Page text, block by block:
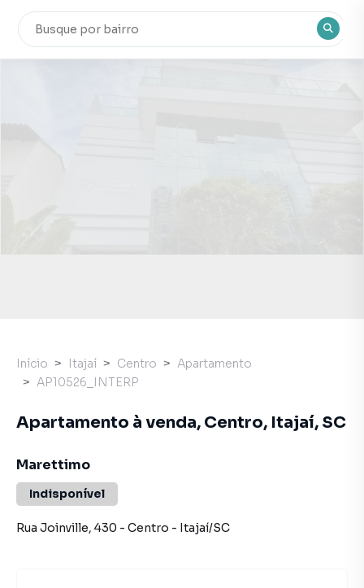
Início Itajaí Centro
Apartamento
AP10526_INTERP
Apartamento à venda, Centro, Itajaí, SC
Marettimo
Indisponível
Rua Joinville, 430 - Centro - Itajaí/SC